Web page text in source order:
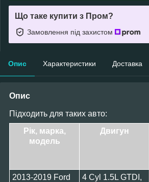
Що таке купити з Пром?
Замовлення під захистом
Опис Характеристики Доставка
Опис
Підходить для таких авто:
Рік, марка,
модель
Двигун
2013-2019 Ford
4 Cyl 1.5L GTDI,